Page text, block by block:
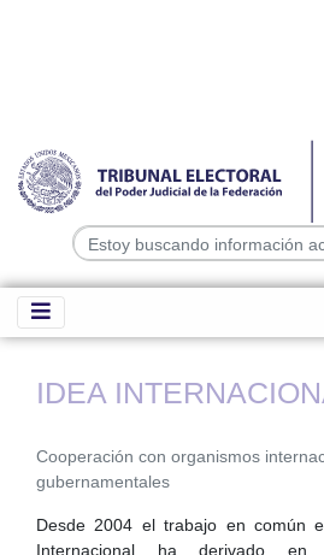
IDEA
Cooperación con organismos
gubernamentales
Desde 2004 el trabajo en común
Internacional ha derivado en